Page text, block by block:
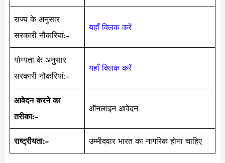
राज्य के अनुसार
सरकारी नौकरियां:-
यहाँ क्लिक करें
योग्यता के अनुसार
सरकारी नौकरियां:-
यहाँ क्लिक करें
आवेदन करने का
तरीका:–
ऑनलाइन आवेदन
राष्ट्रीयता:- उम्मीदवार भारत का नागरिक होना चाहिए